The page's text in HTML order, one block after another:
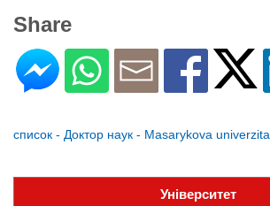
Share
список - Доктор наук - Masarykova univerzita
Університет